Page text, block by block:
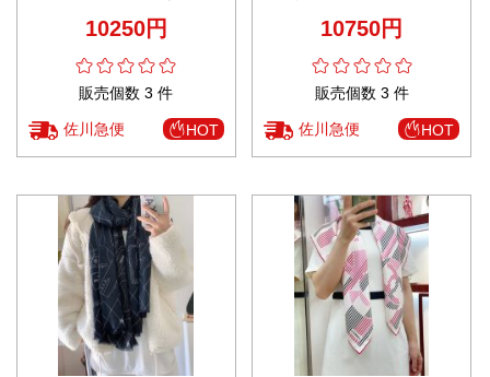
10250円
販売個数 3 件
佐川急便 HOT
10750円
販売個数 3 件
佐川急便 HOT